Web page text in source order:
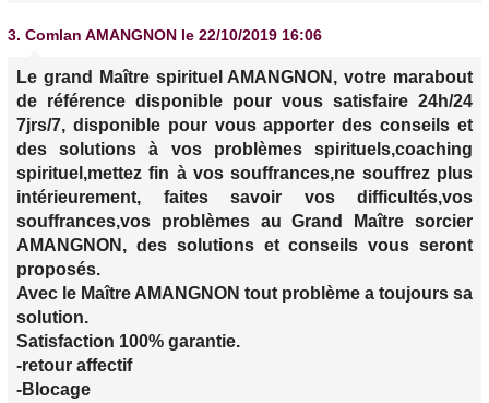
3. Comlan AMANGNON le 22/10/2019 16:06
Le grand Maître spirituel AMANGNON, votre marabout
de référence disponible pour vous satisfaire 24h/24
7jrs/7, disponible pour vous apporter des conseils et
des solutions à vos problèmes spirituels,coaching
spirituel,mettez fin à vos souffrances,ne souffrez plus
intérieurement, faites savoir vos difficultés,vos
souffrances,vos problèmes au Grand Maître sorcier
AMANGNON, des solutions et conseils vous seront
proposés.
Avec le Maître AMANGNON tout problème a toujours sa
solution.
Satisfaction 100% garantie.
-retour affectif
-Blocage